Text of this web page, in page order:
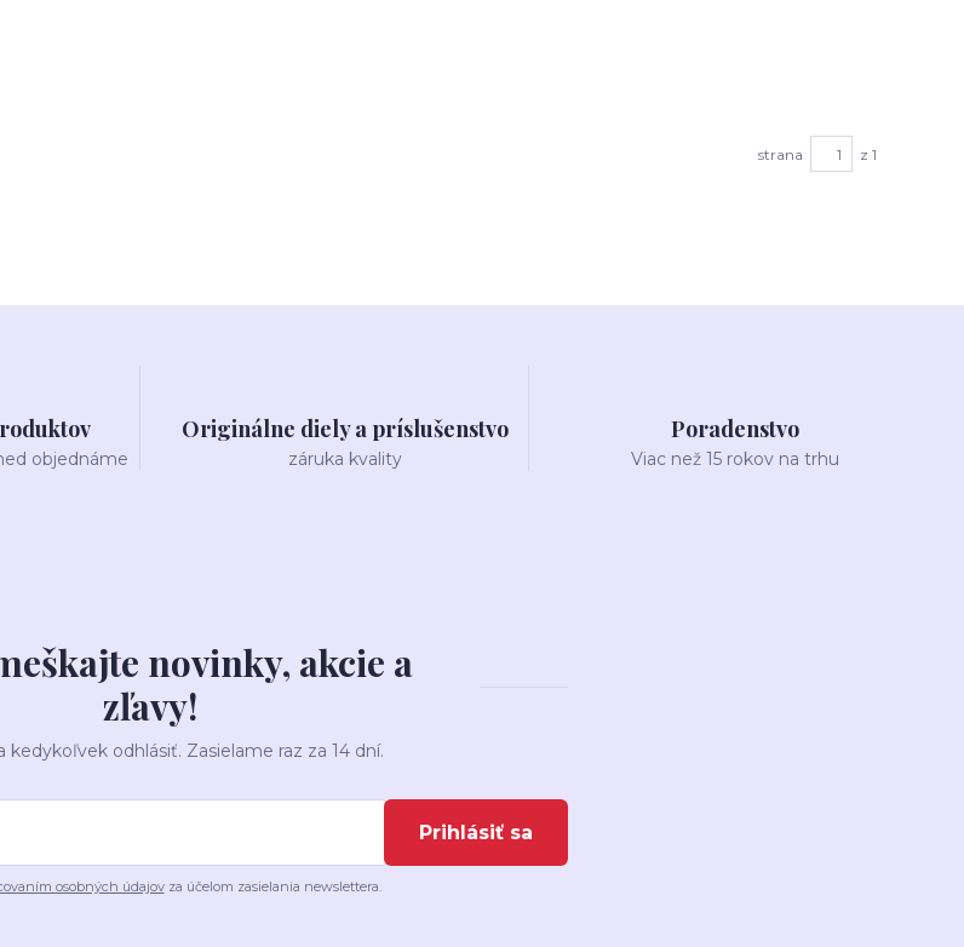
strana z 1
objednáme
Originálne diely a príslušenstvo
záruka kvality
Poradenstvo
Viac než 15 rokov na trhu
novinky, akcie a
zľavy!
kedykoľvek odhlásiť. Zasielame raz za 14 dní.
Prihlásiť sa
osobných údajovza účelom zasielania newslettera.